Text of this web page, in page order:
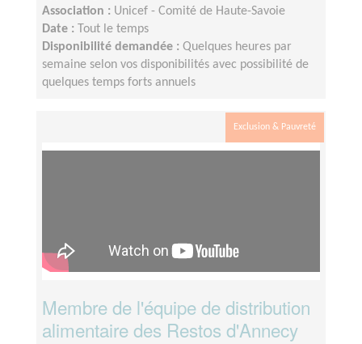
Association : Unicef - Comité de Haute-Savoie
Date :
Tout le temps
Disponibilité demandée : Quelques heures par
semaine selon vos disponibilités avec possibilité de
quelques temps forts annuels
Exclusion & Pauvreté
Membre de l'équipe de distribution
alimentaire des Restos d'Annecy